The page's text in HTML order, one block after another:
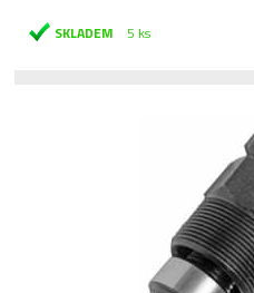
SKLADEM 5 ks